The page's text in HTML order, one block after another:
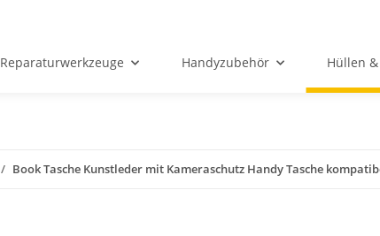
Reparaturwerkzeuge Handyzubehör Hüllen &
Book Tasche Kunstleder mit Kameraschutz Handy Tasche